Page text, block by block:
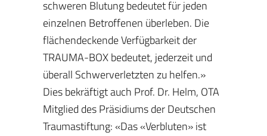
schweren Blutung bedeutet für jeden
einzelnen Betroffenen überleben. Die
flächendeckende Verfügbarkeit der
TRAUMA-BOX bedeutet, jederzeit und
überall Schwerverletzten zu helfen.»
Dies bekräftigt auch Prof. Dr. Helm, OTA
Mitglied des Präsidiums der Deutschen
Traumastiftung: «Das «Verbluten» ist